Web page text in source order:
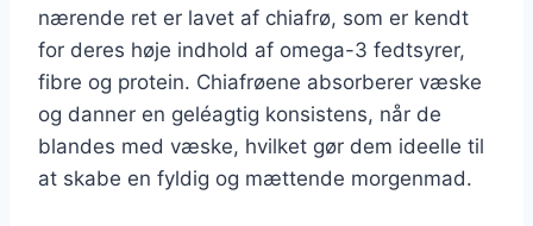
nærende ret er lavet af chiafrø, som er kendt
for deres høje indhold af omega-3 fedtsyrer,
fibre og protein. Chiafrøene absorberer væske
og danner en geléagtig konsistens, når de
blandes med væske, hvilket gør dem ideelle til
at skabe en fyldig og mættende morgenmad.